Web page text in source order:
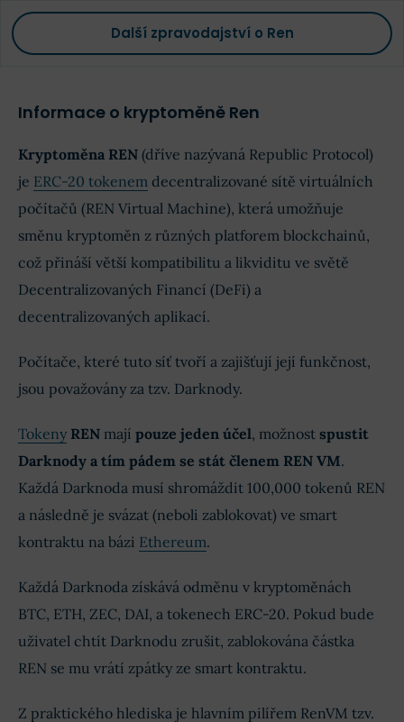
Další zpravodajství o Ren
Informace o kryptoměně Ren
Kryptoměna REN (dříve nazývaná Republic Protocol)
je ERC-20 tokenem decentralizované sítě virtuálních
počítačů (REN Virtual Machine), která umožňuje
směnu kryptoměn z různých platforem blockchainů,
což přináší větší kompatibilitu a likviditu ve světě
Decentralizovaných Financí (DeFi) a
decentralizovaných aplikací.
Počítače, které tuto síť tvoří a zajišťují její funkčnost,
jsou považovány za tzv. Darknody.
Tokeny REN mají pouze jeden účel, možnost spustit
Darknody a tím pádem se stát členem REN VM.
Každá Darknoda musí shromáždit 100,000 tokenů REN
a následně je svázat (neboli zablokovat) ve smart
kontraktu na bázi Ethereum.
Každá Darknoda získává odměnu v kryptoměnách
BTC, ETH, ZEC, DAI, a tokenech ERC-20. Pokud bude
uživatel chtít Darknodu zrušit, zablokována částka
REN se mu vrátí zpátky ze smart kontraktu.
Z praktického hlediska je hlavním pilířem RenVM tzv.